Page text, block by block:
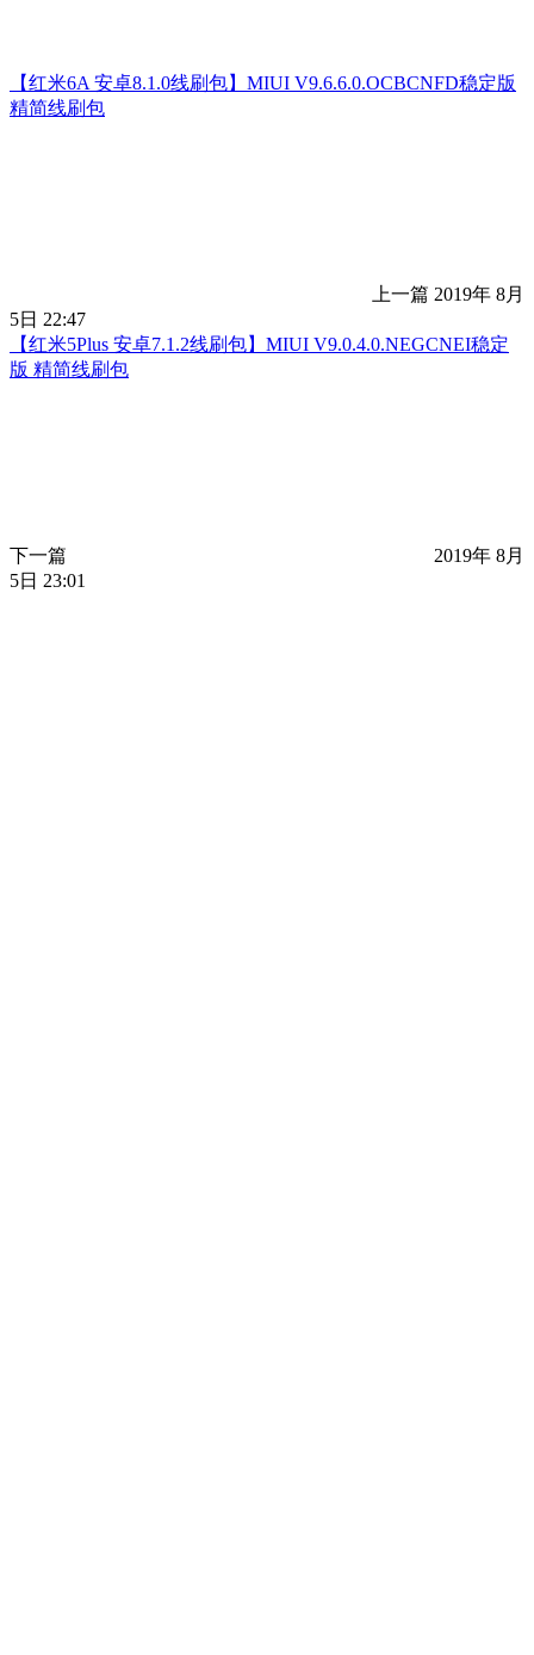
【红米6A 安卓8.1.0线刷包】MIUI V9.6.6.0.OCBCNFD稳定版
精简线刷包
上一篇 2019年 8月
5日 22:47
【红米5Plus 安卓7.1.2线刷包】MIUI V9.0.4.0.NEGCNEI稳定
版 精简线刷包
下一篇
2019年 8月
5日 23:01